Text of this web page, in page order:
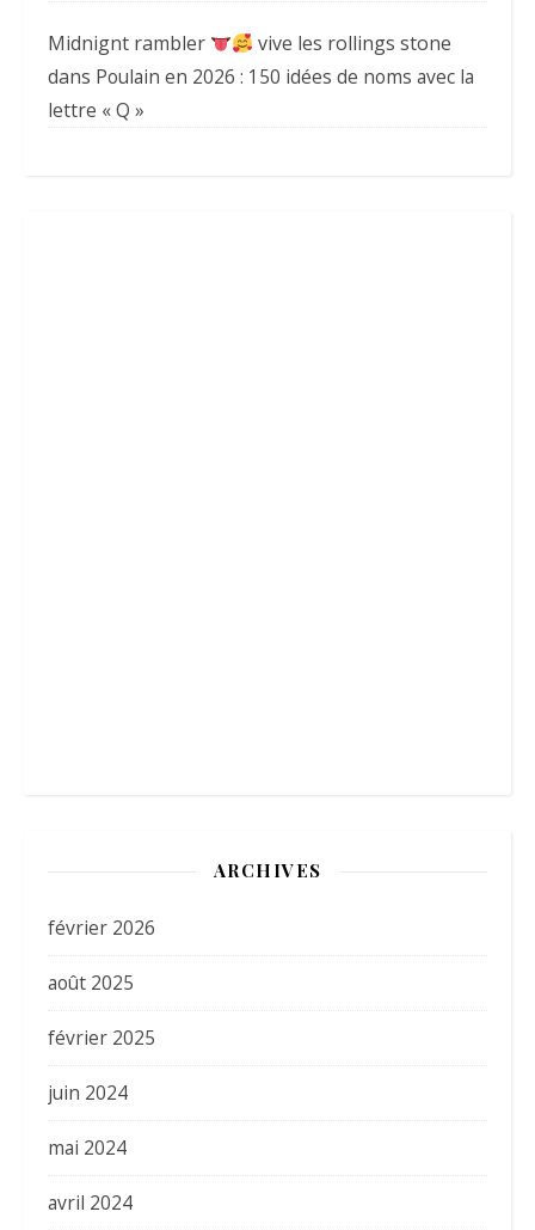
Midnignt rambler
vive les rollings stone
dans Poulain en 2026 : 150 idées de noms avec la
lettre « Q »
ARCHIVES
février 2026
août 2025
février 2025
juin 2024
mai 2024
avril 2024